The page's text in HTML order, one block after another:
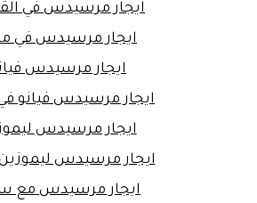
ايجار مرسيدس في
ايجار مرسيدس في
ايجار مرسيدس
ايجار مرسيدس فيانو
ايجار مرسيدس
ايجار مرسيدس
ايجار مرسيدس مع